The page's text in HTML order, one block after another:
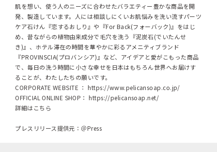
肌を想い、使う人のニーズに合わせたバラエティー豊かな商品を開
発、製造しています。人には相談しにくいお肌悩みを洗い流すパーツ
ケア石けん『恋するおしり』や『For Back(フォーバック)』をはじ
め、昔ながらの植物由来成分で毛穴を洗う『泥炭石(でいたんせ
き)』、ホテル滞在の時間を華やかに彩るアメニティブランド
『PROVINSCIA(プロバンシア)』など、アイデアと愛がこもった商品
で、毎日の洗う時間に小さな幸せを日本はもちろん世界へお届けす
ることが、わたしたちの願いです。
CORPORATE WEBSITE ：https://www.pelicansoap.co.jp/
OFFICIAL ONLINE SHOP：https://pelicansoap.net/
詳細はこちら
プレスリリース提供元：＠Press